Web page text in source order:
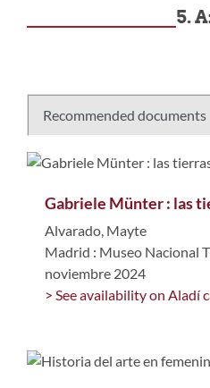
5.
Recommended documents
Gabriele Münter : las
Alvarado, Mayte
Madrid : Museo Nacional
noviembre 2024
> See availability on Aladí